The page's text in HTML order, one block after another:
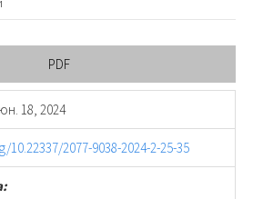
PDF
18, 2024
2077-9038-2024-2-25-35